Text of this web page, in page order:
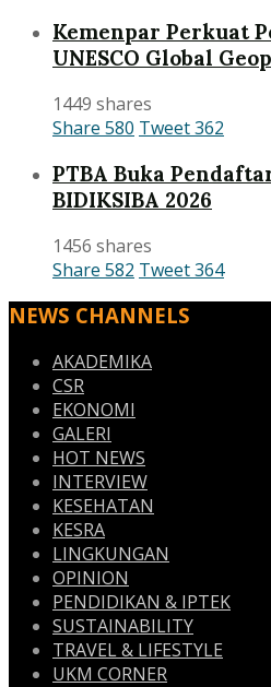
Kemenpar Perkuat
UNESCO Global
1449 shares
Share 580 Tweet362
PTBA Buka
BIDIKSIBA 2026
1456 shares
Share 582 Tweet364
NEWS CHANNELS
AKADEMIKA
CSR
EKONOMI
GALERI
HOT NEWS
INTERVIEW
KESEHATAN
KESRA
LINGKUNGAN
OPINION
PENDIDIKAN & IPTEK
SUSTAINABILITY
TRAVEL & LIFESTYLE
UKM CORNER